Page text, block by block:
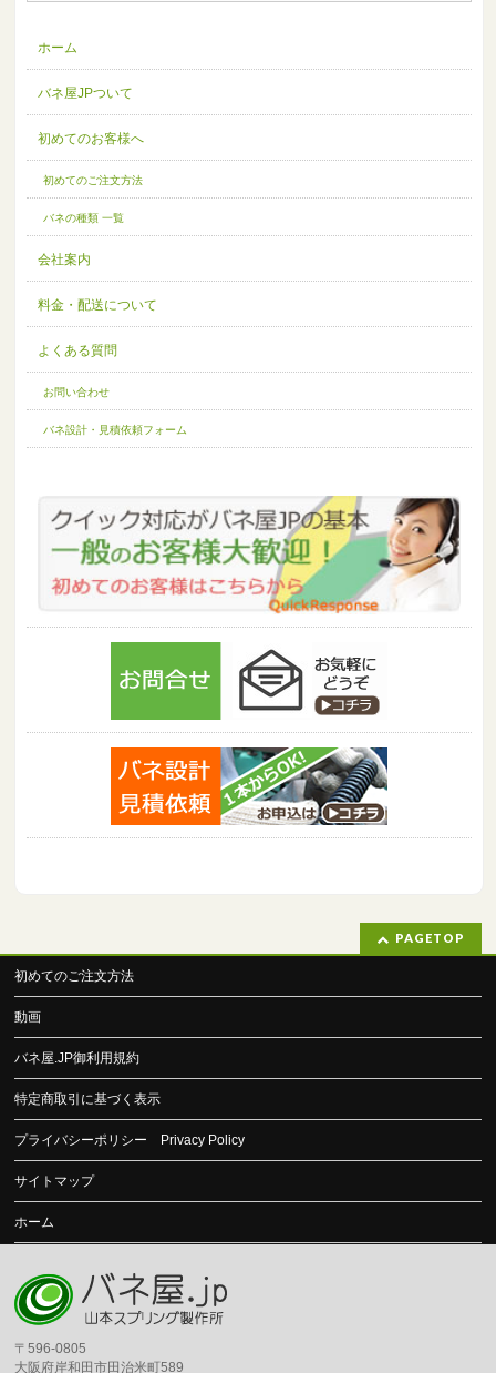
ホーム
バネ屋JPついて
初めてのお客様へ
初めてのご注文方法
バネの種類 一覧
会社案内
料金・配送について
よくある質問
お問い合わせ
バネ設計・見積依頼フォーム
PAGETOP
初めてのご注文方法
動画
バネ屋.JP御利用規約
特定商取引に基づく表示
プライバシーポリシー Privacy Policy
サイトマップ
ホーム
〒596-0805
大阪府岸和田市田治米町589